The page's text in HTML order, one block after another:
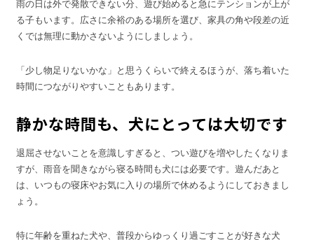
雨の日は外で発散できない分、遊び始めると急にテンションが上が
る子もいます。広さに余裕のある場所を選び、家具の角や段差の近
くでは無理に動かさないようにしましょう。
「少し物足りないかな」と思うくらいで終えるほうが、落ち着いた
時間につながりやすいこともあります。
静かな時間も、犬にとっては大切です
退屈させないことを意識しすぎると、つい遊びを増やしたくなりま
すが、雨音を聞きながら寝る時間も犬には必要です。遊んだあと
は、いつもの寝床やお気に入りの場所で休めるようにしておきまし
ょう。
特に年齢を重ねた犬や、普段からゆっくり過ごすことが好きな犬